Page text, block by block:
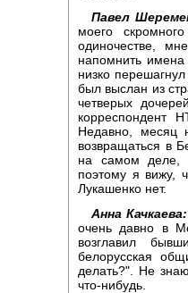
Павел
моего
одиночестве,
напомнить имена
низко
был выслан из
четверых
корреспондент
Недавно, месяц
возвращаться в
на самом деле,
поэтому я вижу,
Лукашенко нет.
Анна Качкаева:
очень давно в
возглавил
белорусская
делать?". Не
что-нибудь.